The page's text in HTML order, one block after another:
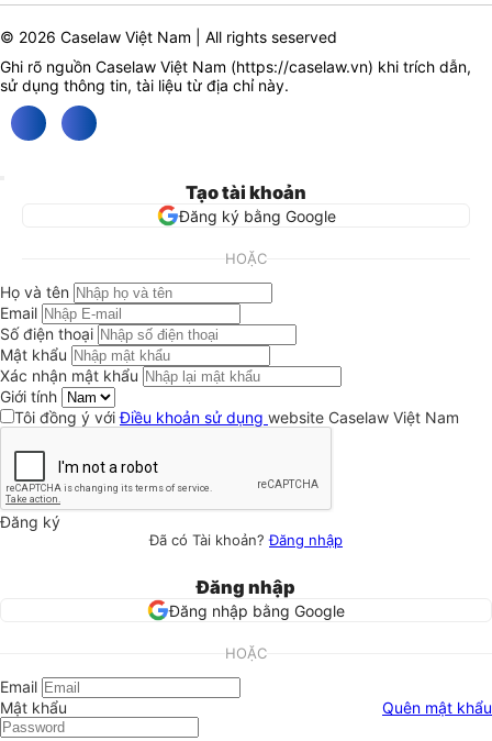
© 2026 Caselaw Việt Nam | All rights seserved
Ghi rõ nguồn Caselaw Việt Nam (https://caselaw.vn) khi trích dẫn,
sử dụng thông tin, tài liệu từ địa chỉ này.
Tạo tài khoản
Đăng ký bằng Google
HOẶC
Họ và tên
Email
Số điện thoại
Mật khẩu
Xác nhận mật khẩu
Giới tính
Tôi đồng ý vớiĐiều khoản sử dụng website Caselaw Việt Nam
Đăng ký
Đã có Tài khoản?Đăng nhập
Đăng nhập
Đăng nhập bằng Google
HOẶC
Email
Mật khẩu
Quên mật khẩu